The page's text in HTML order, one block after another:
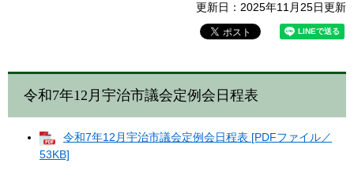
更新日：2025年11月25日更新
令和7年12月宇治市議会定例会日程表
令和7年12月宇治市議会定例会日程表 [PDFファイル／
53KB]